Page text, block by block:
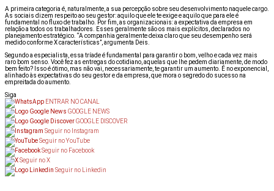
A primeira categoria é, naturalmente, a sua percepção sobre seu desenvolvimento naquele cargo.
As sociais dizem respeito ao seu gestor: aquilo que ele te exige e aquilo que para ele é
fundamental no fluxo de trabalho. Por fim, as organizacionais: a expectativa da empresa em
relação a todos os trabalhadores. Esses geralmente são os mais explícitos, declarados no
planejamento estratégico. “A companhia geralmente deixa claro que seu desempenho será
medido conforme X características”, argumenta Deis.
Segundo a especialista, essa tríade é fundamental para garantir o bom, velho e cada vez mais
raro bom senso. Você fez as entregas do cotidiano, aquelas que lhe pedem diariamente, de modo
bem feito? Isso é ótimo, mas não vai, necessariamente, te garantir um aumento. É no exponencial,
alinhado às expectativas do seu gestor e da empresa, que mora o segredo do sucesso na
empreitada do aumento.
Siga
ENTRAR NO CANAL
GOOGLE NEWS
GOOGLE DISCOVER
Seguir no Instagram
Seguir no YouTube
Seguir no Facebook
Seguir no X
Seguir no Linkedin